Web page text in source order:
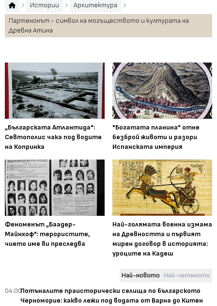
Истории
Архитектура
Партенонът - символ на могъществото и културата на
Древна Атина
„Българската Атлантида":
Севтополис чака под водите
на Копринка
"Богатата планина" отне
безброй животи и разори
Испанската империя
Феноменът „Баадер-
Майнхоф": терористите,
чието име ви преследва
Най-голямата военна измама
на Древността и първият
мирен договор в историята:
уроците на Кадеш
Най-новото Най-четеното
04:00Потъналите праисторически селища по българското
Черноморие: какво лежи под водата от Варна до Китен